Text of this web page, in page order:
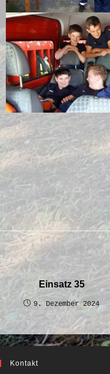
Einsatz 35
9. Dezember 2024
Kontakt